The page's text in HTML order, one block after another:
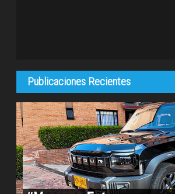
Publicaciones Recientes